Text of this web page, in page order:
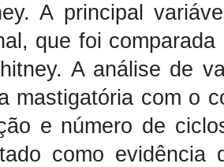
A principal
que foi
A análise de
mastigatória com o
e número de
como evidência